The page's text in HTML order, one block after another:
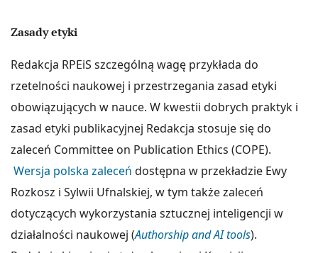
Zasady etyki
Redakcja RPEiS szczególną wagę przykłada do
rzetelności naukowej i przestrzegania zasad etyki
obowiązujących w nauce. W kwestii dobrych praktyk i
zasad etyki publikacyjnej Redakcja stosuje się do
zaleceń Committee on Publication Ethics (COPE).
Wersja polska zaleceń dostępna w przekładzie Ewy
Rozkosz i Sylwii Ufnalskiej, w tym także zaleceń
dotyczących wykorzystania sztucznej inteligencji w
działalności naukowej (Authorship and AI tools).